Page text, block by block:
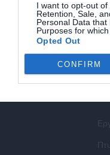
I want to opt-out of
Retention, Sale,
Personal Data
Purposes for
Opted Out
CONFIRM